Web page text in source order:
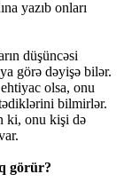
yazıb onları
düşüncəsi
görə dəyişə bilər.
olsa, onu
bilmirlər.
ki, onu kişi də
görür?